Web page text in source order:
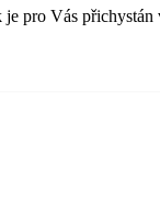
pro Vás přichystán